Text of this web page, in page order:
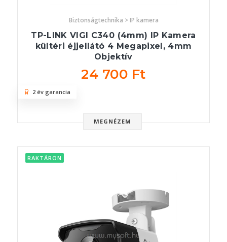
Biztonságtechnika > IP kamera
TP-LINK VIGI C340 (4mm) IP Kamera
kültéri éjjellátó 4 Megapixel, 4mm
Objektív
24 700 Ft
MEGNÉZEM
2 év garancia
RAKTÁRON